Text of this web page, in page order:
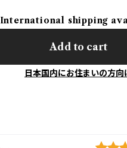
International shipping
Add to cart
日本国内にお住まいの方向